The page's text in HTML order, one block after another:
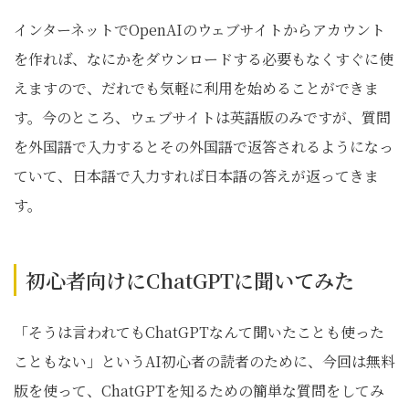
インターネットでOpenAIのウェブサイトからアカウント
を作れば、なにかをダウンロードする必要もなくすぐに使
えますので、だれでも気軽に利用を始めることができま
す。今のところ、ウェブサイトは英語版のみですが、質問
を外国語で入力するとその外国語で返答されるようになっ
ていて、日本語で入力すれば日本語の答えが返ってきま
す。
初心者向けにChatGPTに聞いてみた
「そうは言われてもChatGPTなんて聞いたことも使った
こともない」というAI初心者の読者のために、今回は無料
版を使って、ChatGPTを知るための簡単な質問をしてみ